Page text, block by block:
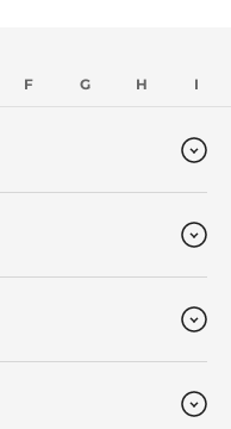
F G H I